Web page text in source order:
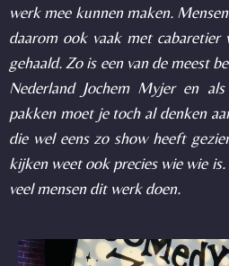
werk mee kunnen maken.
daarom ook vaak met cabaretier
gehaald. Zo is een van de meest
Nederland Jochem Myjer en
pakken moet je toch al denken
die wel eens zo show heeft
kijken weet ook precies wie wie
veel mensen dit werk doen.